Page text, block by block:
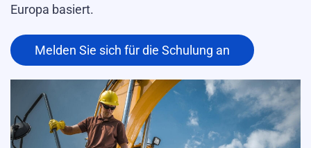
Europa basiert.
Melden Sie sich für die Schulung an